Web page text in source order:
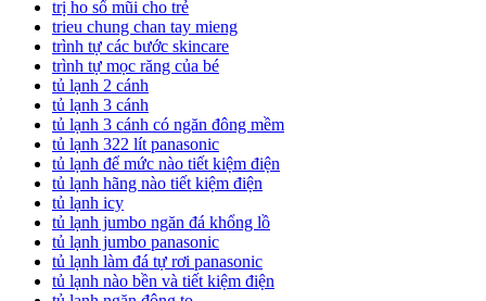
trị ho sổ mũi cho trẻ
trieu chung chan tay mieng
trình tự các bước skincare
trình tự mọc răng của bé
tủ lạnh 2 cánh
tủ lạnh 3 cánh
tủ lạnh 3 cánh có ngăn đông mềm
tủ lạnh 322 lít panasonic
tủ lạnh để mức nào tiết kiệm điện
tủ lạnh hãng nào tiết kiệm điện
tủ lạnh icy
tủ lạnh jumbo ngăn đá khổng lồ
tủ lạnh jumbo panasonic
tủ lạnh làm đá tự rơi panasonic
tủ lạnh nào bền và tiết kiệm điện